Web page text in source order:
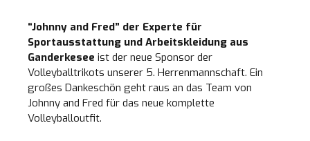
“Johnny and Fred” der Experte für
Sportausstattung und Arbeitskleidung aus
Ganderkesee ist der neue Sponsor der
Volleyballtrikots unserer 5. Herrenmannschaft. Ein
großes Dankeschön geht raus an das Team von
Johnny and Fred für das neue komplette
Volleyballoutfit.